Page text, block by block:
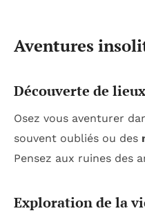
Aventures
Découverte de
Osez vous aventurer
souvent oubliés ou des
Pensez aux ruines des
Exploration de la